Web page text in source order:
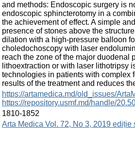
and methods: Endoscopic surgery is
endoscopic sphincterotomy in a
the achievement of effect. A simple
presence of stones above the
dilation with a high-pressure balloon
choledochoscopy with laser
reach the zone of the major
lithoextraction or with laser
technologies in patients with complex
results of the treatment and reduces
https://artamedica.md/old_issues/
https://repository.usmf.md/handle/
1810-1852
Arta Medica Vol. 72, No 3, 2019 ediție